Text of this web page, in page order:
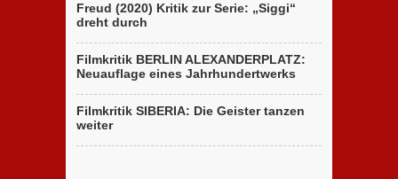
Freud (2020) Kritik zur Serie: „Siggi“
dreht durch
Filmkritik BERLIN ALEXANDERPLATZ:
Neuauflage eines Jahrhundertwerks
Filmkritik SIBERIA: Die Geister tanzen
weiter